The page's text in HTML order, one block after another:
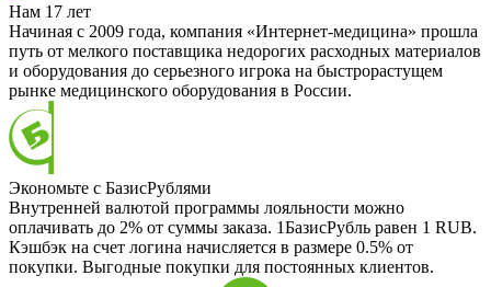
Нам 17 лет
Начиная с 2009 года, компания «Интернет-медицина» прошла
путь от мелкого поставщика недорогих расходных материалов
и оборудования до серьезного игрока на быстрорастущем
рынке медицинского оборудования в России.
Экономьте с БазисРублями
Внутренней валютой программы лояльности можно
оплачивать до 2% от суммы заказа. 1БазисРубль равен 1 RUB.
Кэшбэк на счет логина начисляется в размере 0.5% от
покупки. Выгодные покупки для постоянных клиентов.